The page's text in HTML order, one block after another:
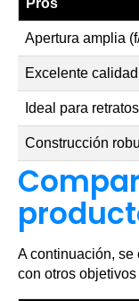
Pros
Apertura amplia
Excelente
Ideal para
Construcción
A continuación, se
con otros